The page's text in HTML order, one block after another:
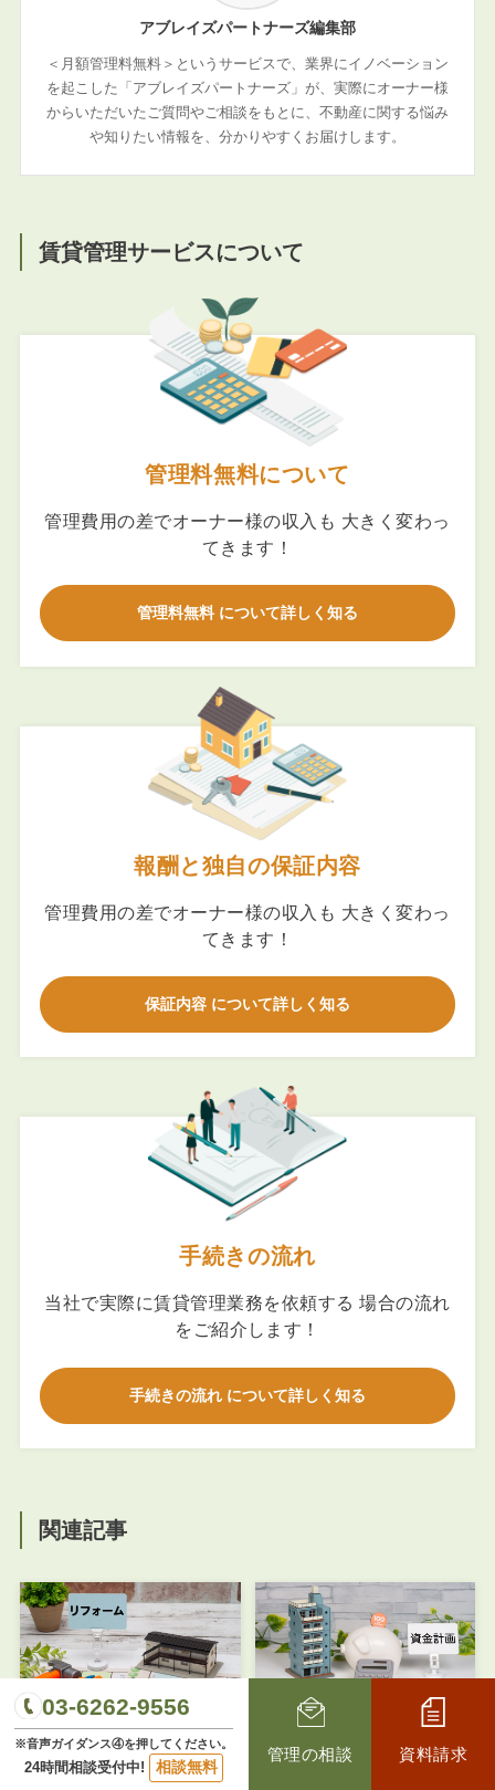
アブレイズパートナーズ編集部
＜月額管理料無料＞というサービスで、業界にイノベーション
を起こした「アブレイズパートナーズ」が、実際にオーナー様
からいただいたご質問やご相談をもとに、不動産に関する悩み
や知りたい情報を、分かりやすくお届けします。
賃貸管理サービスについて
管理料無料について
管理費用の差でオーナー様の収入も 大きく変わっ
てきます！
管理料無料 について詳しく知る
報酬と独自の保証内容
管理費用の差でオーナー様の収入も 大きく変わっ
てきます！
保証内容 について詳しく知る
手続きの流れ
当社で実際に賃貸管理業務を依頼する 場合の流れ
をご紹介します！
手続きの流れ について詳しく知る
関連記事
【アパート修繕工事の種類
とその意義】
【賃貸アパートの長期修繕
計画】
03-6262-9556
※音声ガイダンス④を押してください。
24時間相談受付中! 相談無料
管理の相談 資料請求